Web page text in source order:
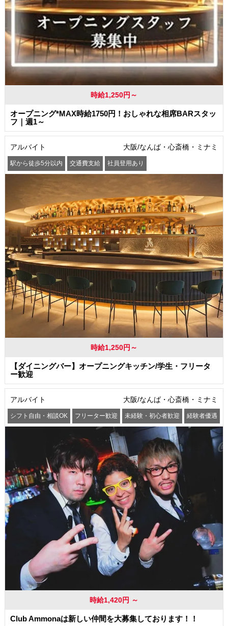
時給1,250円～
オープニング*MAX時給1750円！おしゃれな相席BARスタッ
フ｜週1～
アルバイト 大阪/なんば・心斎橋・ミナミ
駅から徒歩5分以内 交通費支給 社員登用あり
時給1,250円～
【ダイニングバー】オープニングキッチン/学生・フリータ
ー歓迎
アルバイト 大阪/なんば・心斎橋・ミナミ
シフト自由・相談OK フリーター歓迎 未経験・初心者歓迎 経験者優遇
時給1,420円 ～
Club Ammonaは新しい仲間を大募集しております！！